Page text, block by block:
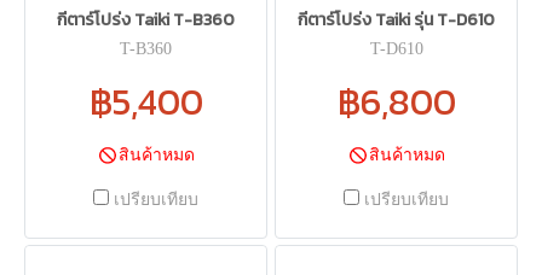
กีตาร์โปร่ง Taiki T-B360
T-B360
฿5,400
สินค้าหมด
เปรียบเทียบ
กีตาร์โปร่ง Taiki รุ่น T-D610
T-D610
฿6,800
สินค้าหมด
เปรียบเทียบ